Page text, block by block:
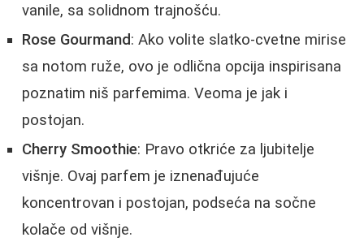
vanile, sa solidnom trajnošću.
Rose Gourmand: Ako volite slatko-cvetne mirise
sa notom ruže, ovo je odlična opcija inspirisana
poznatim niš parfemima. Veoma je jak i
postojan.
Cherry Smoothie: Pravo otkriće za ljubitelje
višnje. Ovaj parfem je iznenađujuće
koncentrovan i postojan, podseća na sočne
kolače od višnje.